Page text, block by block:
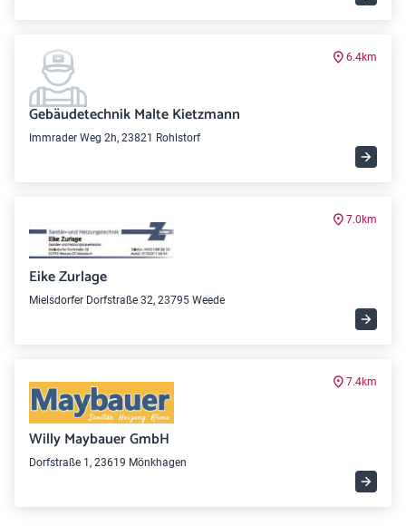
6.4km
Gebäudetechnik Malte Kietzmann
Immrader Weg 2h, 23821 Rohlstorf
7.0km
Eike Zurlage
Mielsdorfer Dorfstraße 32, 23795 Weede
7.4km
Willy Maybauer GmbH
Dorfstraße 1, 23619 Mönkhagen